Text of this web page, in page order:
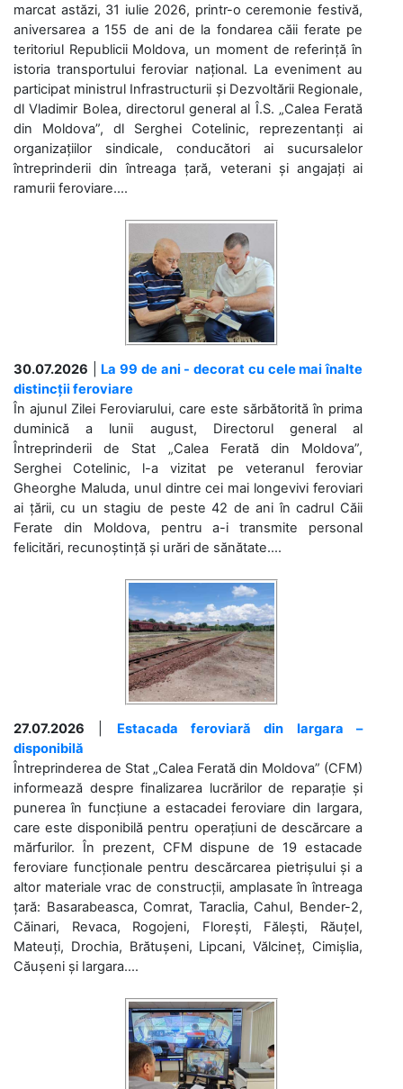
marcat astăzi, 31 iulie 2026, printr-o ceremonie festivă,
aniversarea a 155 de ani de la fondarea căii ferate pe
teritoriul Republicii Moldova, un moment de referință în
istoria transportului feroviar național. La eveniment au
participat ministrul Infrastructurii și Dezvoltării Regionale,
dl Vladimir Bolea, directorul general al Î.S. „Calea Ferată
din Moldova”, dl Serghei Cotelinic, reprezentanți ai
organizațiilor sindicale, conducători ai sucursalelor
întreprinderii din întreaga țară, veterani și angajați ai
ramurii feroviare....
30.07.2026
La 99 de ani - decorat cu cele mai înalte
distincții feroviare
În ajunul Zilei Feroviarului, care este sărbătorită în prima
duminică a lunii august, Directorul general al
Întreprinderii de Stat „Calea Ferată din Moldova”,
Serghei Cotelinic, l-a vizitat pe veteranul feroviar
Gheorghe Maluda, unul dintre cei mai longevivi feroviari
ai țării, cu un stagiu de peste 42 de ani în cadrul Căii
Ferate din Moldova, pentru a-i transmite personal
felicitări, recunoștință și urări de sănătate....
27.07.2026
Estacada feroviară din Iargara –
disponibilă
Întreprinderea de Stat „Calea Ferată din Moldova” (CFM)
informează despre finalizarea lucrărilor de reparație și
punerea în funcțiune a estacadei feroviare din Iargara,
care este disponibilă pentru operațiuni de descărcare a
mărfurilor. În prezent, CFM dispune de 19 estacade
feroviare funcționale pentru descărcarea pietrișului și a
altor materiale vrac de construcții, amplasate în întreaga
țară: Basarabeasca, Comrat, Taraclia, Cahul, Bender-2,
Căinari, Revaca, Rogojeni, Florești, Fălești, Răuțel,
Mateuți, Drochia, Brătușeni, Lipcani, Vălcineț, Cimișlia,
Căușeni și Iargara....